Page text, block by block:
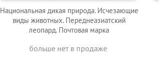
Национальная дикая природа. Исчезающие
виды животных. Переднеазиатский
леопард. Почтовая марка
больше нет в продаже